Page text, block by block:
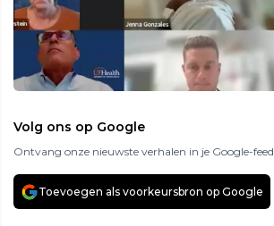
Volg ons op Google
Ontvang onze nieuwste verhalen in je Google-feed
Toevoegen als voorkeursbron op Google